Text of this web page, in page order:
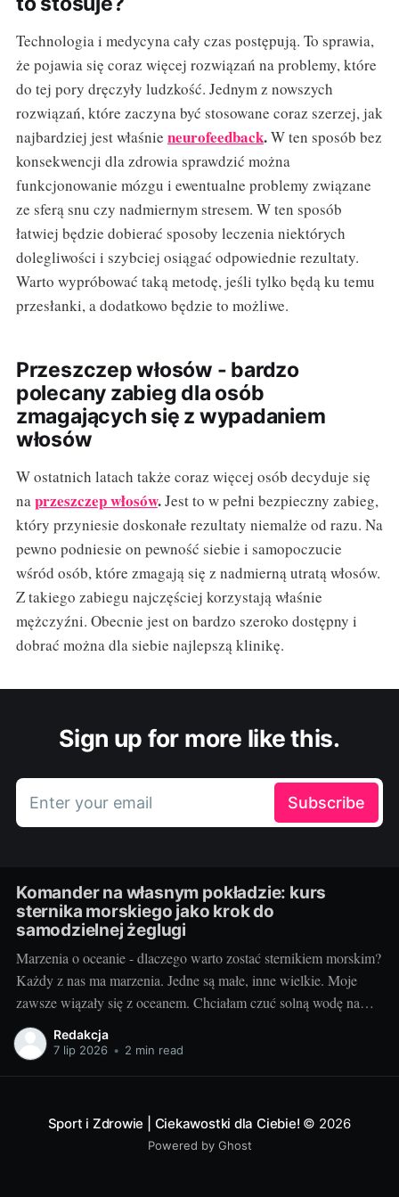
Technologia i medycyna cały czas postępują. To sprawia,
że pojawia się coraz więcej rozwiązań na problemy, które
do tej pory dręczyły ludzkość. Jednym z nowszych
rozwiązań, które zaczyna być stosowane coraz szerzej, jak
najbardziej jest właśnie neurofeedback.W ten sposób bez
konsekwencji dla zdrowia sprawdzić można
funkcjonowanie mózgu i ewentualne problemy związane
ze sferą snu czy nadmiernym stresem. W ten sposób
łatwiej będzie dobierać sposoby leczenia niektórych
dolegliwości i szybciej osiągać odpowiednie rezultaty.
Warto wypróbować taką metodę, jeśli tylko będą ku temu
przesłanki, a dodatkowo będzie to możliwe.
Przeszczep włosów - bardzo
polecany zabieg dla osób
zmagających się z wypadaniem
włosów
W ostatnich latach także coraz więcej osób decyduje się
naprzeszczep włosów.Jest to w pełni bezpieczny zabieg,
który przyniesie doskonałe rezultaty niemalże od razu. Na
pewno podniesie on pewność siebie i samopoczucie
wśród osób, które zmagają się z nadmierną utratą włosów.
Z takiego zabiegu najczęściej korzystają właśnie
mężczyźni. Obecnie jest on bardzo szeroko dostępny i
dobrać można dla siebie najlepszą klinikę.
Sign up for more like this.
Enter your email Subscribe
Komander na własnym pokładzie: kurs
sternika morskiego jako krok do
samodzielnej żeglugi
Marzenia o oceanie - dlaczego warto zostać sternikiem morskim?
Każdy z nas ma marzenia. Jedne są małe, inne wielkie. Moje
zawsze wiązały się z oceanem. Chciałam czuć solną wodę na
skórze, słuchać szumu fal i podziwiać nie kończący się horyzont.
Żegluga morska to nie tylko pasja, to styl życia, a
Redakcja
7 lip 2026 • 2 min read
Sport i Zdrowie | Ciekawostki dla Ciebie! © 2026
Powered by Ghost